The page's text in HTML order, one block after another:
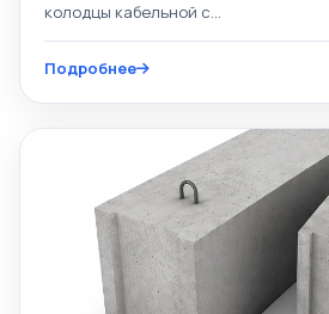
колодцы кабельной с...
Подробнее